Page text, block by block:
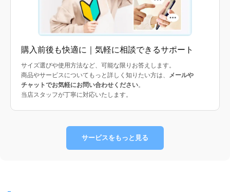
購入前後も快適に｜気軽に相談できるサポート
サイズ選びや使用方法など、可能な限りお答えします。
商品やサービスについてもっと詳しく知りたい方は、 メールや
チャットでお気軽にお問い合わせください。
当店スタッフが丁寧に対応いたします。
サービスをもっと見る